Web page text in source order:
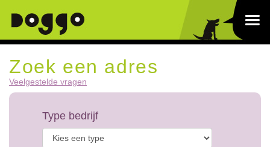
Zoek een adres
Veelgestelde vragen
Type bedrijf